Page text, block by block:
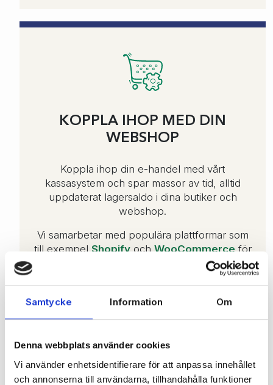
Samtycke Information Om
Denna webbplats använder cookies
Vi använder enhetsidentifierare för att anpassa innehållet
och annonserna till användarna, tillhandahålla funktioner
KOPPLA IHOP MED DIN
WEBSHOP
Koppla ihop din e-handel med vårt
kassasystem och spar massor av tid, alltid
uppdaterat lagersaldo i dina butiker och
webshop.
Vi samarbetar med populära plattformar som
till exempel Shopifyoch WooCommerce för
att erbjuda standardiserade integrationer så att
du enkelt skall kunna förena fysiska handel